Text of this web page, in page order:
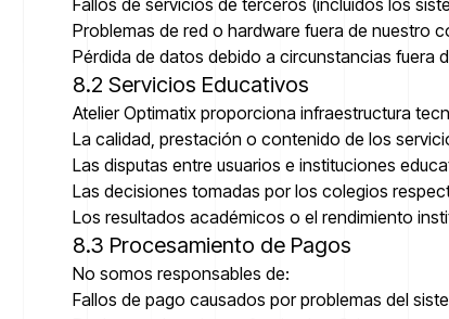
Fallos de servicios de terceros (incluidos los
Problemas de red o hardware fuera de nuestro
Pérdida de datos debido a circunstancias fuera
8.2 Servicios Educativos
Atelier Optimatix proporciona infraestructura
La calidad, prestación o contenido de los
Las disputas entre usuarios e instituciones
Las decisiones tomadas por los colegios
Los resultados académicos o el rendimiento
8.3 Procesamiento de Pagos
No somos responsables de:
Fallos de pago causados por problemas del